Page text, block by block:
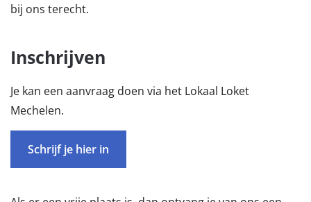
bij ons terecht.
Inschrijven
Je kan een aanvraag doen via het Lokaal Loket
Mechelen.
Schrijf je hier in